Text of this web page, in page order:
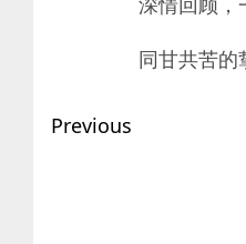
同甘共苦的
Post
Previous